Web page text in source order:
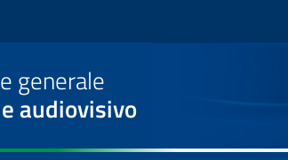
generale
audiovisivo